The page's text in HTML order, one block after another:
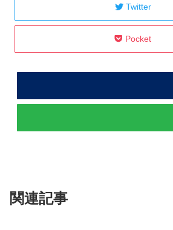
Twitter
Pocket
関連記事